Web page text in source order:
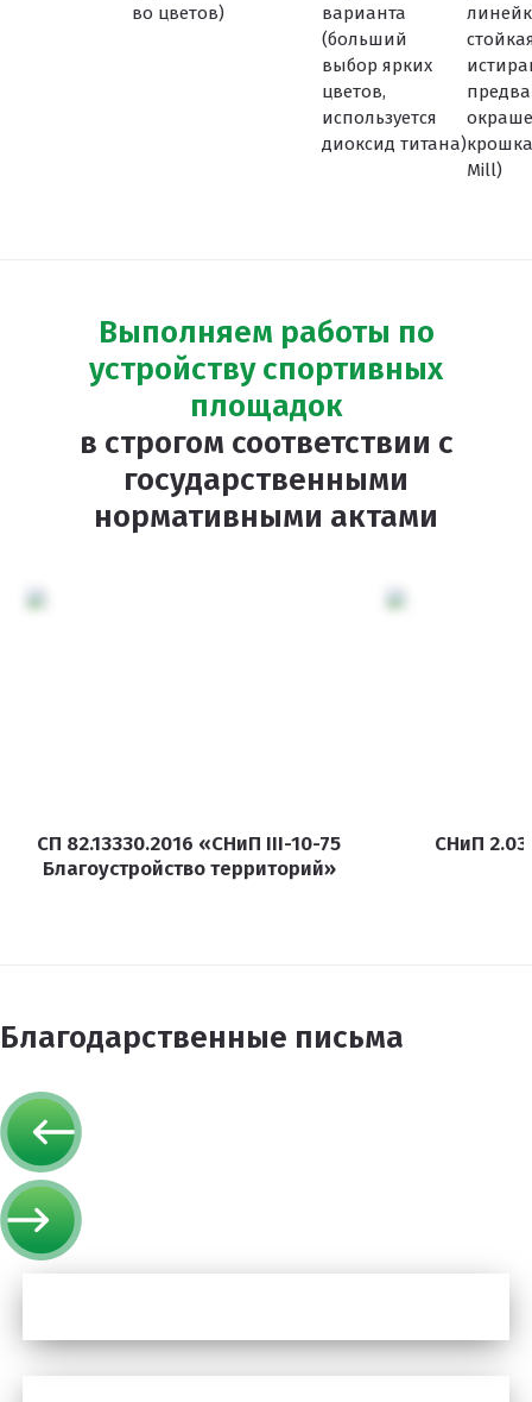
во цветов)
варианта
(больший
выбор ярких
цветов,
используется
диоксид титана)
Mill)
Выполняем работы по
устройству спортивных
площадок
в строгом соответствии с
государственными
нормативными актами
СП 82.13330.2016 «СНиП III-10-75
Благоустройство территорий»
СНиП
Благодарственные письма